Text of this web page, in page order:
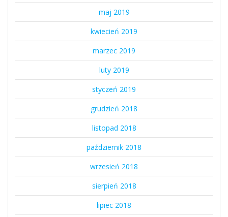
maj 2019
kwiecień 2019
marzec 2019
luty 2019
styczeń 2019
grudzień 2018
listopad 2018
październik 2018
wrzesień 2018
sierpień 2018
lipiec 2018